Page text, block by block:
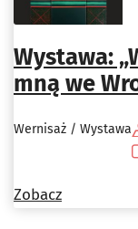
Wystawa:
mną we
Wernisaż / Wystawa
Zobacz